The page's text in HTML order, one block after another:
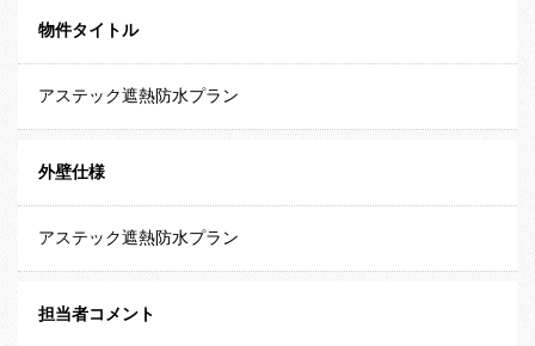
物件タイトル
アステック遮熱防水プラン
外壁仕様
アステック遮熱防水プラン
担当者コメント